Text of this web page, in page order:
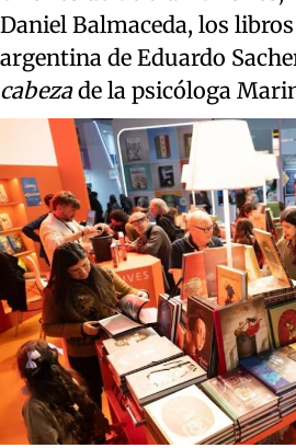
Daniel Balmaceda, los
argentina de Eduardo
cabezade la psicóloga